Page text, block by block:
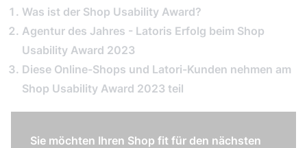
Was ist der Shop Usability Award?
Agentur des Jahres - Latoris Erfolg beim Shop
Usability Award 2023
Diese Online-Shops und Latori-Kunden nehmen am
Shop Usability Award 2023 teil
Sie möchten Ihren Shop fit für den nächsten